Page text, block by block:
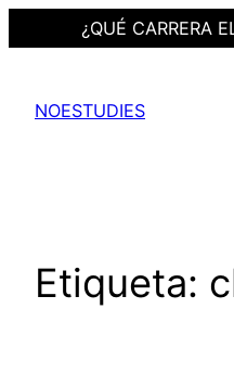
¿QUÉ CARRERA
contenido
NOESTUDIES
Etiqueta: